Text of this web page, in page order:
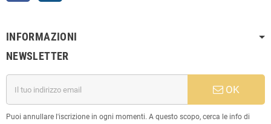
INFORMAZIONI
NEWSLETTER
OK
Puoi annullare l'iscrizione in ogni momenti. A questo scopo, cerca le info di